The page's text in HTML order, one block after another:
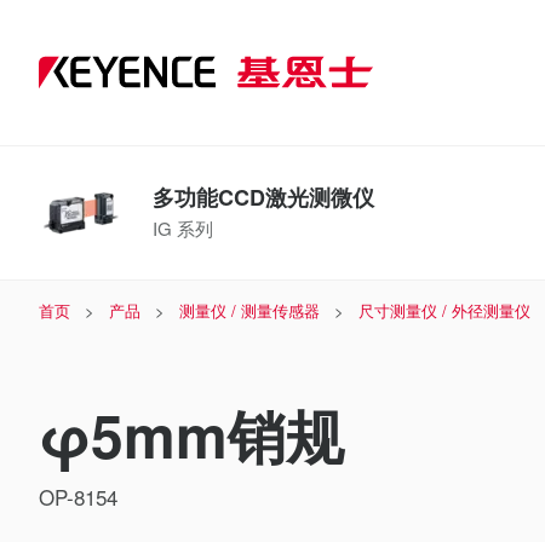
多功能CCD激光测微仪
IG 系列
首页 产品 测量仪 / 测量传感器 尺寸测量仪 / 外径测量仪
φ5mm销规
OP-8154